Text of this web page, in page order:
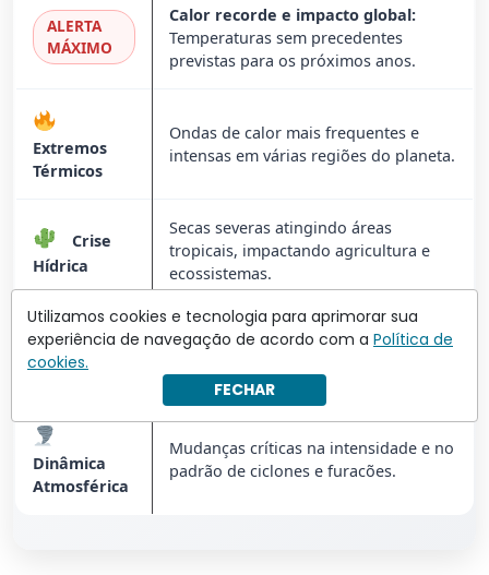
ALERTA
MÁXIMO
Calor recorde e impacto global:
Temperaturas sem precedentes
previstas para os próximos anos.
Extremos
Térmicos
Ondas de calor mais frequentes e
intensas em várias regiões do planeta.
Crise
Hídrica
Secas severas atingindo áreas
tropicais, impactando agricultura e
ecossistemas.
Pluviosidade
Chuvas torrenciais com alto risco de
enchentes em países próximos à linha
do Equador.
Dinâmica
Atmosférica
Mudanças críticas na intensidade e no
padrão de ciclones e furacões.
Utilizamos cookies e tecnologia para aprimorar sua
experiência de navegação de acordo com a Política de
cookies.
FECHAR